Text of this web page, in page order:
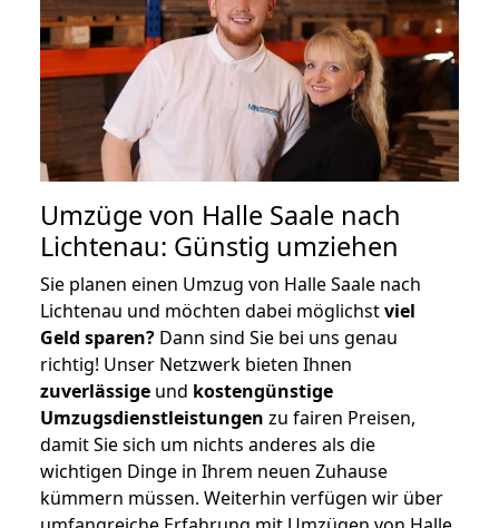
Umzüge von Halle Saale nach
Lichtenau: Günstig umziehen
Sie planen einen Umzug von Halle Saale nach
Lichtenau und möchten dabei möglichstviel
Geld sparen? Dann sind Sie bei uns genau
richtig! Unser Netzwerk bieten Ihnen
zuverlässige und kostengünstige
Umzugsdienstleistungen zu fairen Preisen,
damit Sie sich um nichts anderes als die
wichtigen Dinge in Ihrem neuen Zuhause
kümmern müssen. Weiterhin verfügen wir über